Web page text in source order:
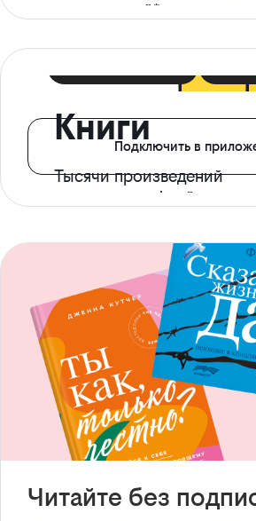
ограничений*
Книги
Тысячи произведений
с доступом офлайн
Подключить в
Читайте без